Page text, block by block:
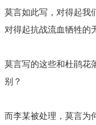
莫言如此写，对得起我
对得起抗战流血牺牲的
莫言写的这些和杜鹃花
别？
而李某被处理，莫言为